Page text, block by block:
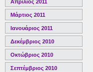
Απρίλιος 2011
Μάρτιος 2011
Ιανουάριος 2011
Δεκέμβριος 2010
Οκτώβριος 2010
Σεπτέμβριος 2010